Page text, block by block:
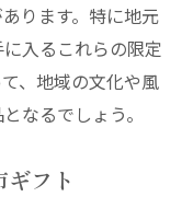
の選び方
贈り物
らに華やかに
メギフト
ります。特に地元
入るこれらの限定
、地域の文化や風
なるでしょう。
フト